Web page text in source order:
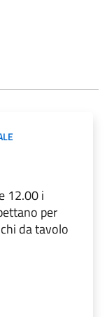
12.00 i
per
da tavolo